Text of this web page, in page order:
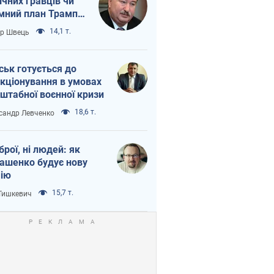
план Трампа
Швець 14,1 т.
готується до
в умовах
воєнної кризи
Левченко 18,6 т.
ні людей: як
будує нову
15,7 т.